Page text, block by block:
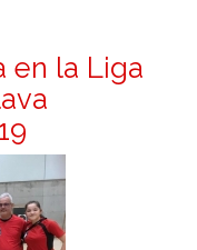
en la Liga